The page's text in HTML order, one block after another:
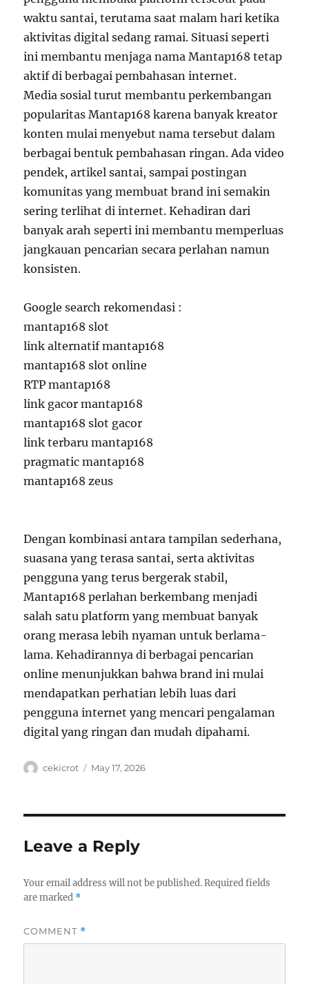
waktu santai, terutama saat malam hari ketika
aktivitas digital sedang ramai. Situasi seperti
ini membantu menjaga nama Mantap168 tetap
aktif di berbagai pembahasan internet.
Media sosial turut membantu perkembangan
popularitas Mantap168 karena banyak kreator
konten mulai menyebut nama tersebut dalam
berbagai bentuk pembahasan ringan. Ada video
pendek, artikel santai, sampai postingan
komunitas yang membuat brand ini semakin
sering terlihat di internet. Kehadiran dari
banyak arah seperti ini membantu memperluas
jangkauan pencarian secara perlahan namun
konsisten.
Google search rekomendasi :
mantap168 slot
link alternatif mantap168
mantap168 slot online
RTP mantap168
link gacor mantap168
mantap168 slot gacor
link terbaru mantap168
pragmatic mantap168
mantap168 zeus
Dengan kombinasi antara tampilan sederhana,
suasana yang terasa santai, serta aktivitas
pengguna yang terus bergerak stabil,
Mantap168 perlahan berkembang menjadi
salah satu platform yang membuat banyak
orang merasa lebih nyaman untuk berlama-
lama. Kehadirannya di berbagai pencarian
online menunjukkan bahwa brand ini mulai
mendapatkan perhatian lebih luas dari
pengguna internet yang mencari pengalaman
digital yang ringan dan mudah dipahami.
Author
cekicrot
Posted
May 17, 2026
Leave a Reply
Your email address will not be published. Required fields
are marked *
COMMENT *